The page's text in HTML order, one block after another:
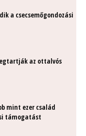
a csecsemőgondozási
az ottalvós
mint ezer család
támogatást